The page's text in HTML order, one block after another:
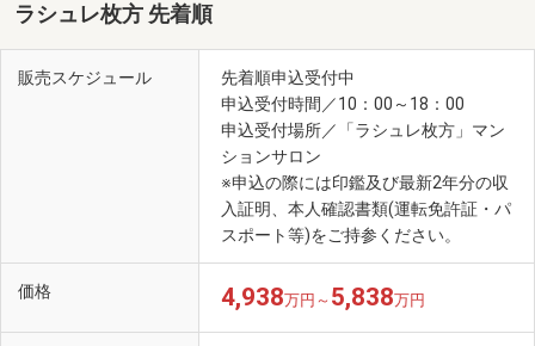
ラシュレ枚方 先着順
販売スケジュール
先着順申込受付中
申込受付時間／10：00～18：00
申込受付場所／「ラシュレ枚方」マン
ションサロン
※申込の際には印鑑及び最新2年分の収
入証明、本人確認書類(運転免許証・パ
スポート等)をご持参ください。
価格 4,938万円～ 5,838万円